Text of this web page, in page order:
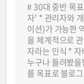
# 30대 중반 목
자' * 관리자와
이션)가 가능한
을 체계적으로
자라는 인식 *
누구나 들려봤
를 목표로 블로